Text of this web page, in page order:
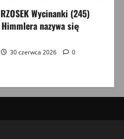
Wycinanki (245)
nazywa się
30 czerwca 2026 0